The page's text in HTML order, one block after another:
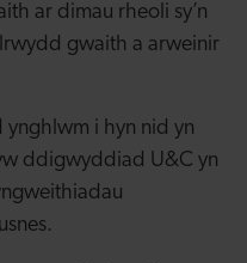
ar dimau rheoli sy’n
gwaith a arweinir
i hyn nid yn
ddigwyddiad U&C yn